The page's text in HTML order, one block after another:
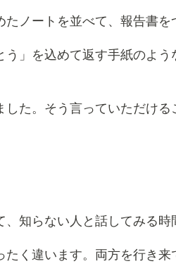
ノートを並べて、報告書を
」を込めて返す手紙のよ
た。そう言っていただけ
知らない人と話してみる時
く違います。両方を行き